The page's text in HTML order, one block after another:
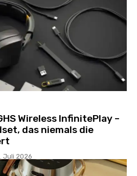
Wireless InfinitePlay –
das niemals die
Juli 2026